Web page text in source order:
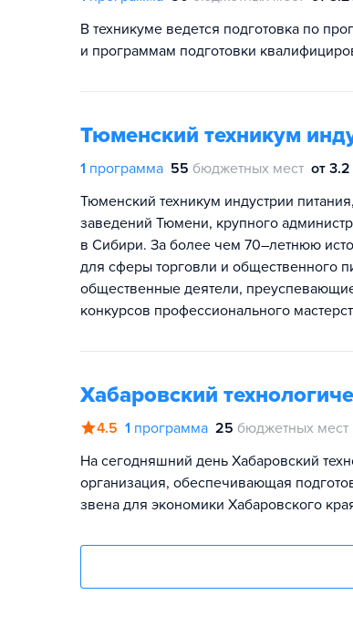
В техникуме ведется подготовка по
и программам подготовки
Тюменский техникум
1 программа 55 бюджетных мест от 3.2
Тюменский техникум индустрии
заведений Тюмени, крупного
в Сибири. За более чем 70–летнюю
для сферы торговли и общественного
общественные деятели,
конкурсов профессионального
Хабаровский
4.5 1 программа 25 бюджетных мест
На сегодняшний день Хабаровский
организация, обеспечивающая
звена для экономики Хабаровского